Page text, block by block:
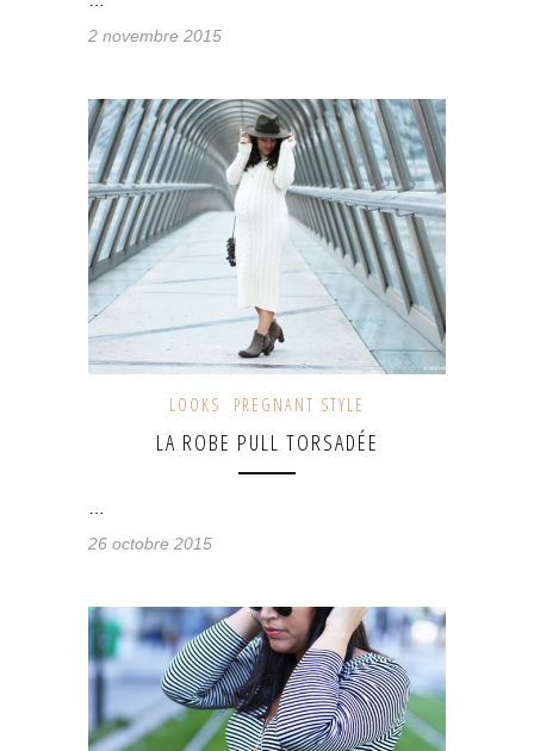
2 novembre 2015
LOOKS PREGNANT STYLE
LA ROBE PULL TORSADÉE
26 octobre 2015